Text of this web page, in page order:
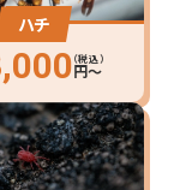
ハチ
（税込）
円〜